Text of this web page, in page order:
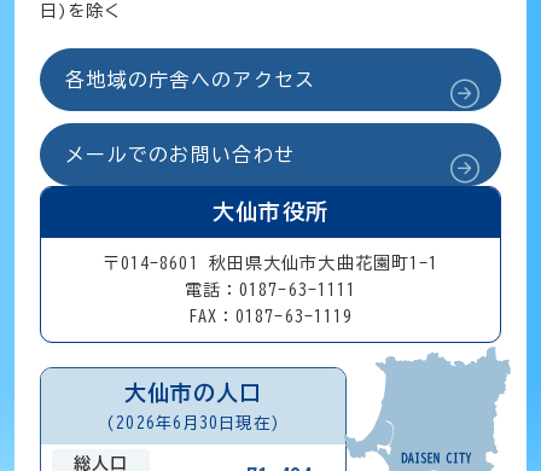
日)を除く
各地域の庁舎へのアクセス
メールでのお問い合わせ
大仙市役所
〒014-8601 秋田県大仙市大曲花園町1-1
電話：0187-63-1111
FAX：0187-63-1119
大仙市の人口
(2026年6月30日現在)
総人口